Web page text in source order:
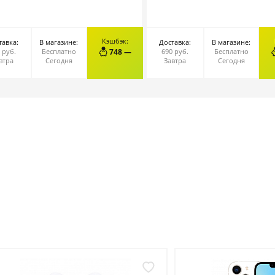
руб.
В магазине:
Бесплатно
Сегодня
Кэшбэк:
748 —
В КОРЗИНУ
Доставка:
690 руб.
Завтра
В магазине:
Бесплатно
Сегодня
В КОРЗИНУ